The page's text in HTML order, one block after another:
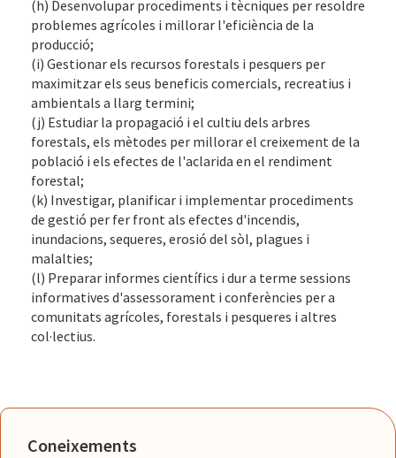
(h) Desenvolupar procediments i tècniques per resoldre
problemes agrícoles i millorar l'eficiència de la
producció;
(i) Gestionar els recursos forestals i pesquers per
maximitzar els seus beneficis comercials, recreatius i
ambientals a llarg termini;
(j) Estudiar la propagació i el cultiu dels arbres
forestals, els mètodes per millorar el creixement de la
població i els efectes de l'aclarida en el rendiment
forestal;
(k) Investigar, planificar i implementar procediments
de gestió per fer front als efectes d'incendis,
inundacions, sequeres, erosió del sòl, plagues i
malalties;
(l) Preparar informes científics i dur a terme sessions
informatives d'assessorament i conferències per a
comunitats agrícoles, forestals i pesqueres i altres
col·lectius.
Coneixements